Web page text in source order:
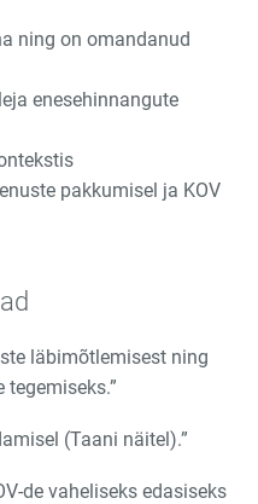
ning on omandanud
enesehinnangute
pakkumisel ja KOV
läbimõtlemisest ning
(Taani näitel).”
de vaheliseks edasiseks